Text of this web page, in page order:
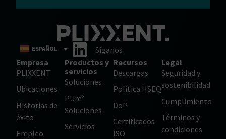
ESPAÑOL
Síganos
Empresa
PLIXXENT
Ubicaciones
Historias de
éxito
Empleo
Productos y
servicios
Soluciones
PUre³
Soluciones
Servicios
Recursos
Descargas
Política HSEQ
DoP
Certificados
ISO
Legal
Seguridad y
sostenibilidad
Cumplimiento
Términos y
condiciones